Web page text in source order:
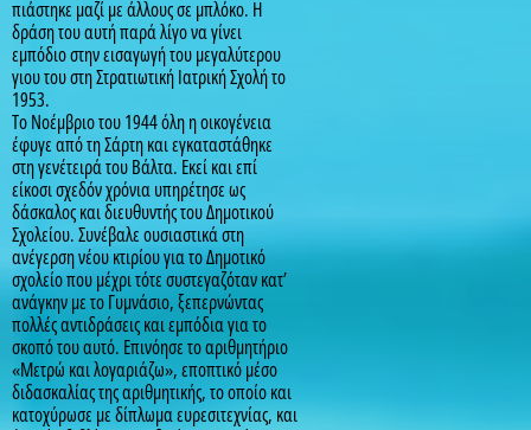
πιάστηκε μαζί με άλλους σε μπλόκο. Η
δράση του αυτή παρά λίγο να γίνει
εμπόδιο στην εισαγωγή του μεγαλύτερου
γιου του στη Στρατιωτική Ιατρική Σχολή το
1953.
Το Νοέμβριο του 1944 όλη η οικογένεια
έφυγε από τη Σάρτη και εγκαταστάθηκε
στη γενέτειρά του Βάλτα. Εκεί και επί
είκοσι σχεδόν χρόνια υπηρέτησε ως
δάσκαλος και διευθυντής του Δημοτικού
Σχολείου. Συνέβαλε ουσιαστικά στη
ανέγερση νέου κτιρίου για το Δημοτικό
σχολείο που μέχρι τότε συστεγαζόταν κατ’
ανάγκην με το Γυμνάσιο, ξεπερνώντας
πολλές αντιδράσεις και εμπόδια για το
σκοπό του αυτό. Επινόησε το αριθμητήριο
«Μετρώ και λογαριάζω», εποπτικό μέσο
διδασκαλίας της αριθμητικής, το οποίο και
κατοχύρωσε με δίπλωμα ευρεσιτεχνίας, και